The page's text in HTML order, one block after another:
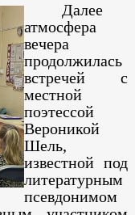
Далее
атмосфера
вечера
продолжилась
встречей с
местной
поэтессой
Вероникой
Шель,
известной под
литературным
псевдонимом